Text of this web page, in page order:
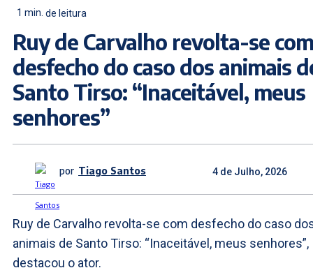
1 min. de leitura
Ruy de Carvalho revolta-se com
desfecho do caso dos animais
Santo Tirso: “Inaceitável, meus
senhores”
por Tiago Santos 4 de Julho, 2026
Ruy de Carvalho revolta-se com desfecho do caso
animais de Santo Tirso: “Inaceitável, meus senhores”,
destacou o ator.